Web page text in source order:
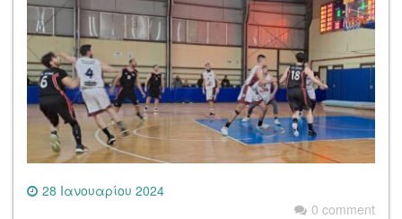
28 Ιανουαρίου 2024
0 comment